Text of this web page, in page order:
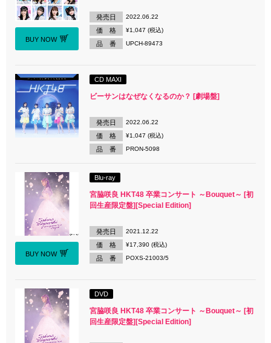
BUY NOW
発売日 2022.06.22
価 格 ¥1,047 (税込)
品 番 UPCH-89473
CD MAXI
ビーサンはなぜなくなるのか？ [劇場盤]
発売日 2022.06.22
価 格 ¥1,047 (税込)
品 番 PRON-5098
BUY NOW
Blu-ray
宮脇咲良 HKT48 卒業コンサート ～Bouquet～ [初
回生産限定盤][Special Edition]
発売日 2021.12.22
価 格 ¥17,390 (税込)
品 番 POXS-21003/5
DVD
宮脇咲良 HKT48 卒業コンサート ～Bouquet～ [初
回生産限定盤][Special Edition]